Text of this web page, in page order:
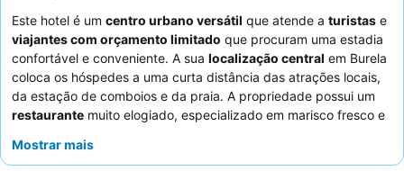
Este hotel é um centro urbano versátil que atende a turistas e
viajantes com orçamento limitado que procuram uma estadia
confortável e conveniente. A sua localização central em Burela
coloca os hóspedes a uma curta distância das atrações locais,
da estação de comboios e da praia. A propriedade possui um
restaurante muito elogiado, especializado em marisco fresco e
elogiam consistentemente os
Mostrar mais